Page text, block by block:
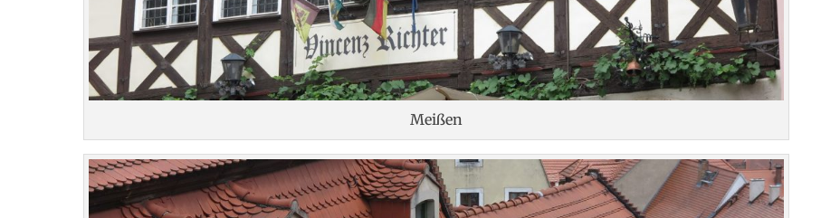
Meißen